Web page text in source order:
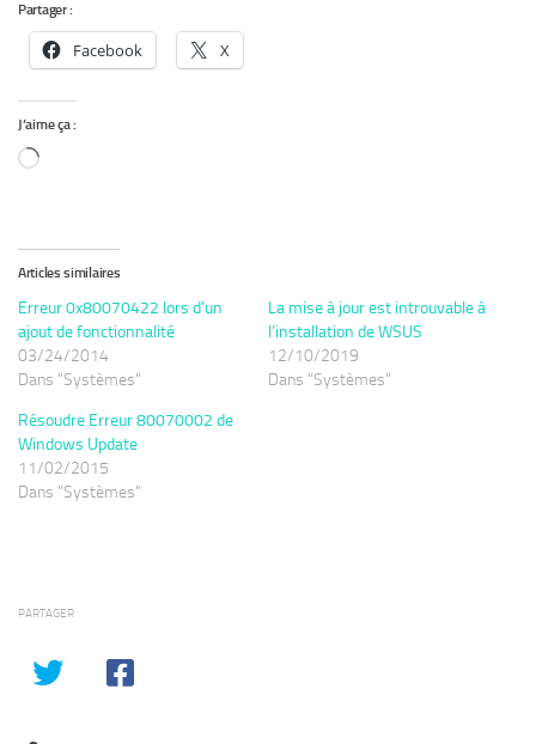
Partager :
Facebook X
J’aime ça :
Loading…
Articles similaires
Erreur 0x80070422 lors d’un
ajout de fonctionnalité
03/24/2014
Dans "Systèmes"
La mise à jour est introuvable à
l’installation de WSUS
12/10/2019
Dans "Systèmes"
Résoudre Erreur 80070002 de
Windows Update
11/02/2015
Dans "Systèmes"
PARTAGER